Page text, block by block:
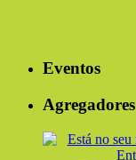
Eventos
Agregadores